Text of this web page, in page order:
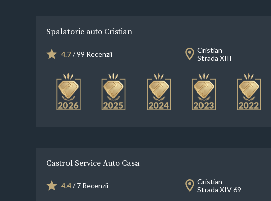
Spalatorie auto Cristian
4.7/ 99 Recenzii
Cristian
Strada XIII
Castrol Service Auto Casa
4.4/ 7 Recenzii
Cristian
Strada XIV 69